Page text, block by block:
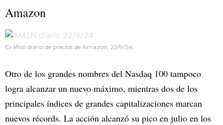
Amazon
Gráfico diario de precios de Amazon, 22/9/24.
Otro de los grandes nombres del Nasdaq 100 tampoco
logra alcanzar un nuevo máximo, mientras dos de los
principales índices de grandes capitalizaciones marcan
nuevos récords. La acción alcanzó su pico en julio en los